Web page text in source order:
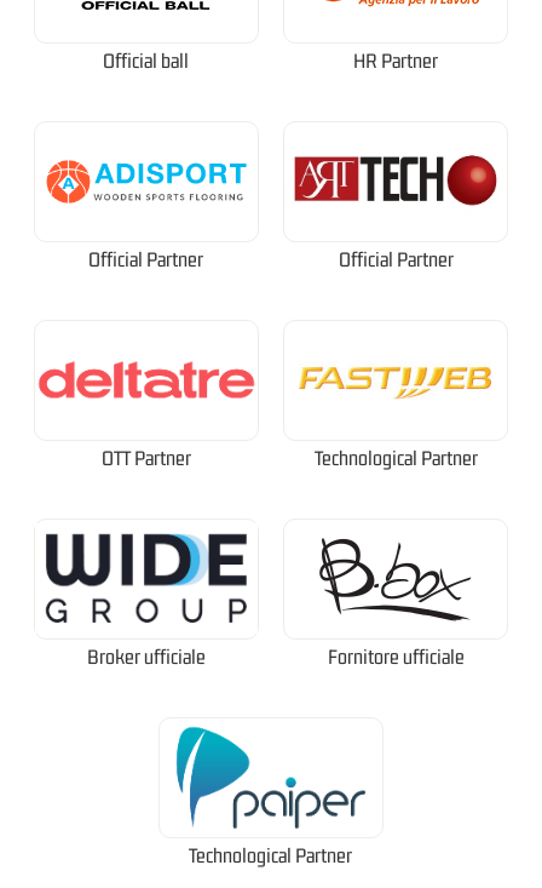
Official ball HR Partner
Official Partner Official Partner
OTT Partner Technological Partner
Broker ufficiale Fornitore ufficiale
Technological Partner